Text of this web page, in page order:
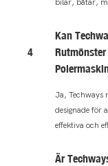
bilar, båtar,
4
Kan
Ja, Techways
designade för
effektiva och
Är